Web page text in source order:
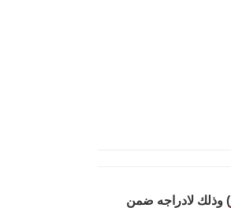
) وذلك لادراجه ضمن